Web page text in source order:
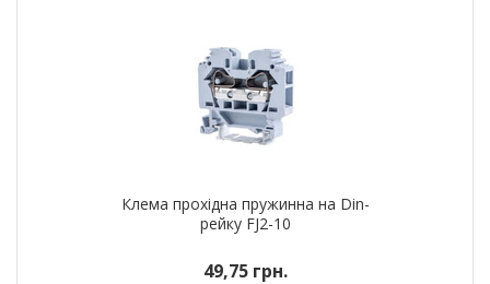
Клема прохідна пружинна на Din-
рейку FJ2-10
49,75 грн.